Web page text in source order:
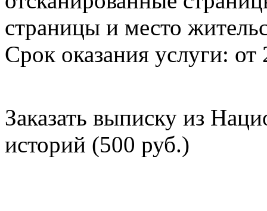
страницы и место
Срок оказания услуги: от
Заказать выписку из
историй (500 руб.)